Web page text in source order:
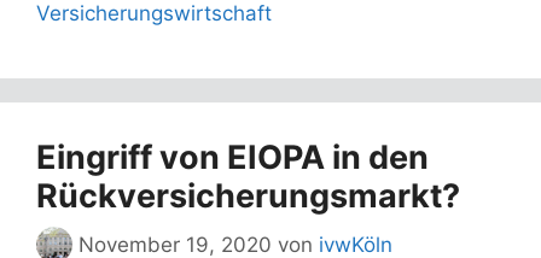
Versicherungswirtschaft
Eingriff von EIOPA in den
Rückversicherungsmarkt?
November 19, 2020 von ivwKöln